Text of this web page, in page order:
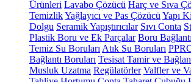
Ürünleri Lavabo Çözücü Harç ve Sıva
TemizlikYağlayıcı ve Pas Çözücü Yapı
Dolgu Seramik Yapıştırıcılar Sıvı Conta
Plastik Boru ve Ek Parçalar Boru
Temiz Su Boruları Atık Su Boruları
Bağlantı Boruları Tesisat Tamir ve
Musluk Uzatma Regülatörler Valfler ve